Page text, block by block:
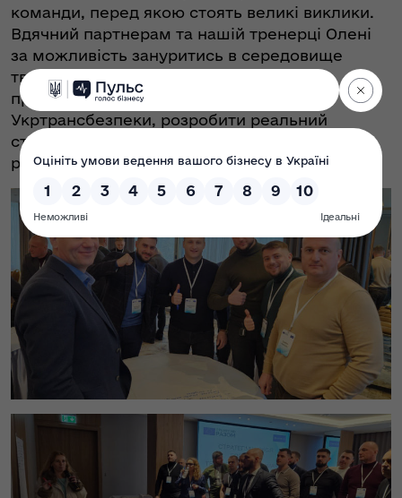
команди, перед якою стоять великі виклики.
Вдячний партнерам та нашій тренерці Олені
за можливість зануритись в середовище
творчості та натхнення, серйозно
проаналізувати подальший шлях
Укртрансбезпеки, розробити реальний
стратегічний план діяльності на найближчі
роки».